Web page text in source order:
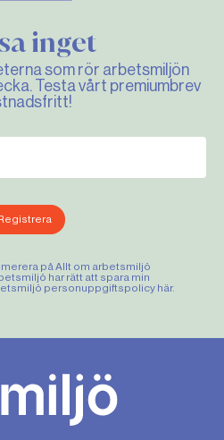
inget
som rör arbetsmiljön
Testa vårt premiumbrev
på Allt om arbetsmiljö
har rätt att spara min
personuppgiftspolicy här.